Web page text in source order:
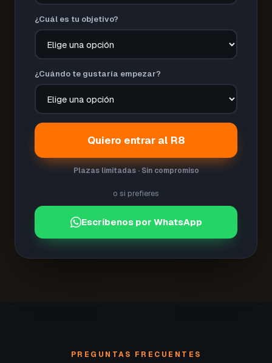
¿Cuál es tu objetivo?
¿Cuándo te gustaría empezar?
Quiero entrar al R8
Plazas limitadas · Sin compromiso
o si prefieres
Escríbenos por WhatsApp
PREGUNTAS FRECUENTES